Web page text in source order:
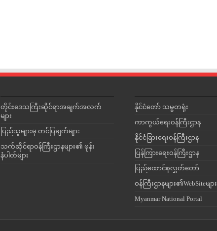
တိုင်းဒေသကြီးဆိုင်ရာအချက်အလက်
များ
ပြည်သူများမှ တင်ပြချက်များ
သက်ဆိုင်ရာဝန်ကြီးဌာနများ၏ ဖုန်း
နံပါတ်များ
နိုင်ငံတော် သမ္မတရုံး
ကာကွယ်ရေးဝန်ကြီးဌာန
နိုင်ငံခြားရေးဝန်ကြီးဌာန
ပြန်ကြားရေးဝန်ကြီးဌာန
ပြည်ထောင်စုလွှတ်တော်
ဝန်ကြီးဌာနများ၏WebSiteများ
Myanmar National Portal